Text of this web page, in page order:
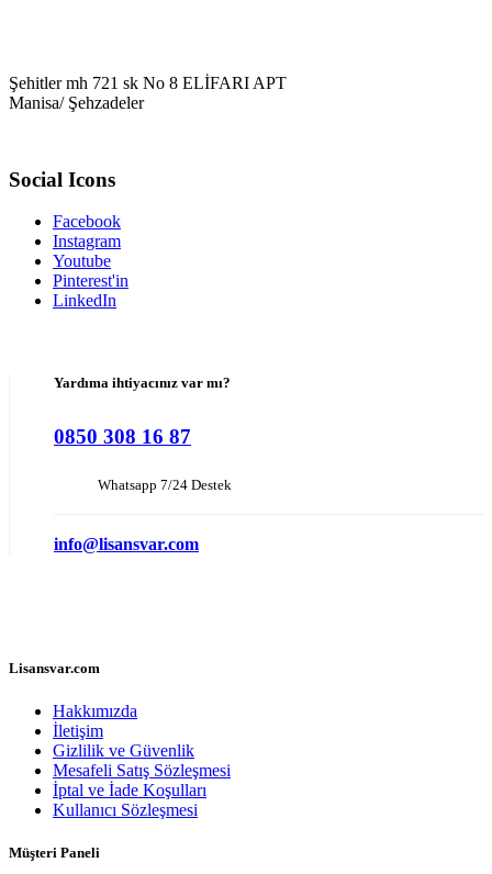
Şehitler mh 721 sk No 8 ELİFARI APT
Manisa/ Şehzadeler
Social Icons
Facebook
Instagram
Youtube
Pinterest'in
LinkedIn
Yardıma ihtiyacınız var mı?
0850 308 16 87
Whatsapp 7/24 Destek
info@lisansvar.com
Lisansvar.com
Hakkımızda
İletişim
Gizlilik ve Güvenlik
Mesafeli Satış Sözleşmesi
İptal ve İade Koşulları
Kullanıcı Sözleşmesi
Müşteri Paneli